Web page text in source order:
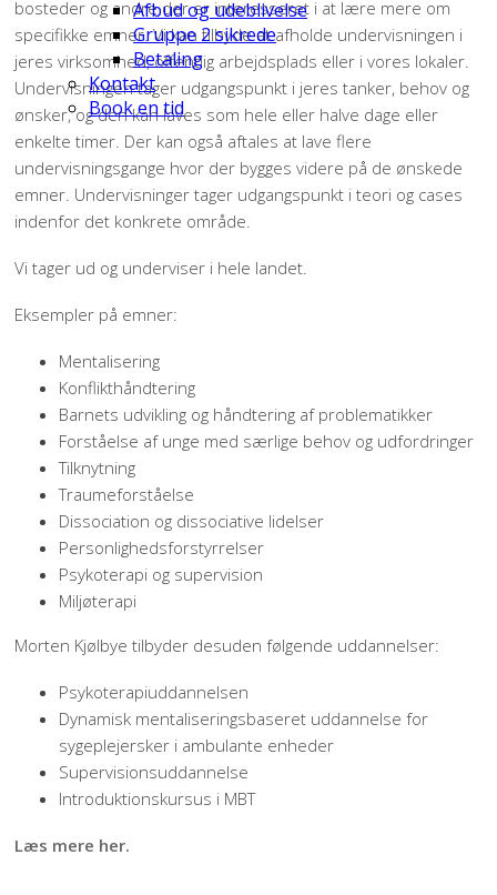
Afbud og udeblivelse
Gruppe 2 sikrede
Betaling
Kontakt
Book en tid
bosteder og andre der er interesseret i at lære mere om
specifikke emner. Vi kan tilbyde at afholde undervisningen i
jeres virksomhed, offentlig arbejdsplads eller i vores lokaler.
Undervisningen tager udgangspunkt i jeres tanker, behov og
ønsker, og den kan laves som hele eller halve dage eller
enkelte timer. Der kan også aftales at lave flere
undervisningsgange hvor der bygges videre på de ønskede
emner. Undervisninger tager udgangspunkt i teori og cases
indenfor det konkrete område.
Vi tager ud og underviser i hele landet.
Eksempler på emner:
Mentalisering
Konflikthåndtering
Barnets udvikling og håndtering af problematikker
Forståelse af unge med særlige behov og udfordringer
Tilknytning
Traumeforståelse
Dissociation og dissociative lidelser
Personlighedsforstyrrelser
Psykoterapi og supervision
Miljøterapi
Morten Kjølbye tilbyder desuden følgende uddannelser:
Psykoterapiuddannelsen
Dynamisk mentaliseringsbaseret uddannelse for
sygeplejersker i ambulante enheder
Supervisionsuddannelse
Introduktionskursus i MBT
Læs mere her.